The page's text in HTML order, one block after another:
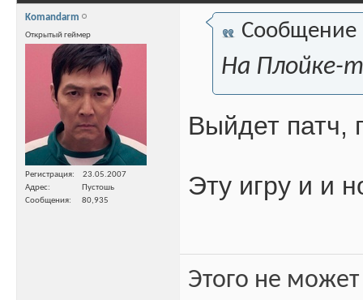
Komandarm
Открытый геймер
Регистрация
23.05.2007
Адрес
Пустошь
Сообщения
80,935
Сообщение
На Плойке-
Выйдет патч,
Эту игру и и
Этого не